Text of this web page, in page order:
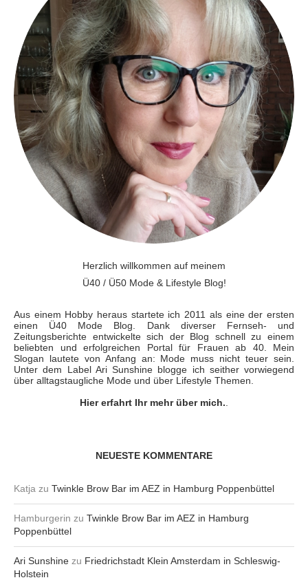
Herzlich willkommen auf meinem
Ü40 / Ü50 Mode & Lifestyle Blog!
Aus einem Hobby heraus startete ich 2011 als eine der ersten
einen Ü40 Mode Blog. Dank diverser Fernseh- und
Zeitungsberichte entwickelte sich der Blog schnell zu einem
beliebten und erfolgreichen Portal für Frauen ab 40. Mein
Slogan lautete von Anfang an: Mode muss nicht teuer sein.
Unter dem Label Ari Sunshine blogge ich seither vorwiegend
über alltagstaugliche Mode und über Lifestyle Themen.
Hier erfahrt Ihr mehr über mich.
NEUESTE KOMMENTARE
Katja zu Twinkle Brow Bar im AEZ in Hamburg Poppenbüttel
Hamburgerin zu Twinkle Brow Bar im AEZ in Hamburg
Poppenbüttel
Ari Sunshine zu Friedrichstadt Klein Amsterdam in Schleswig-
Holstein